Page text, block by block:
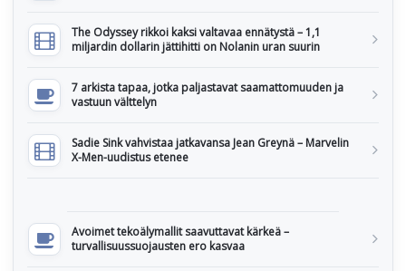
The Odyssey rikkoi kaksi valtavaa ennätystä – 1,1
miljardin dollarin jättihitti on Nolanin uran suurin
7 arkista tapaa, jotka paljastavat saamattomuuden ja
vastuun välttelyn
Sadie Sink vahvistaa jatkavansa Jean Greynä – Marvelin
X-Men-uudistus etenee
Avoimet tekoälymallit saavuttavat kärkeä –
turvallisuussuojausten ero kasvaa